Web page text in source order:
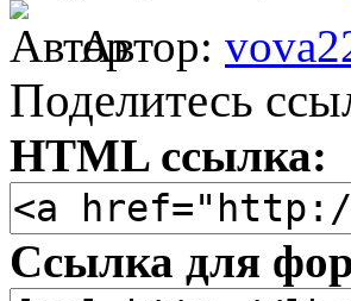
Автор:
Поделитесь
HTML ссылка:
Ссылка для